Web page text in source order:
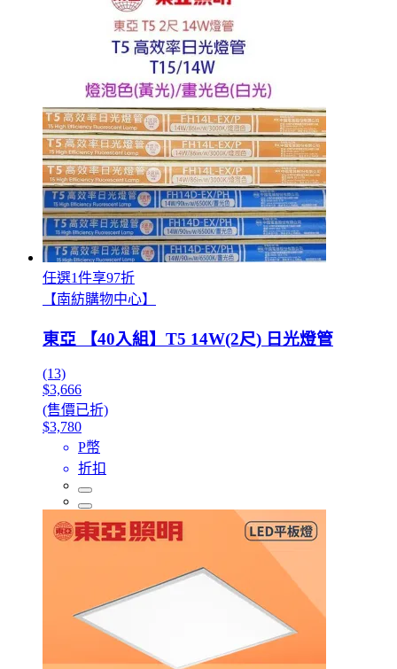
任選1件享97折
【南紡購物中心】
東亞 【40入組】T5 14W(2尺) 日光燈管
(13)
$3,666
(售價已折)
$3,780
P幣
折扣